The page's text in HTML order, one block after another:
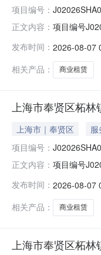
项目编号：
正文内容： 项目编号
124）；联
发布时间： 2026-08-07
相关产品：
商业租赁
上海市奉贤区柘
上海市｜奉贤区 服
项目编号：
正文内容： 项目编号
124）；联
发布时间： 2026-08-07
相关产品：
商业租赁
上海市奉贤区柘